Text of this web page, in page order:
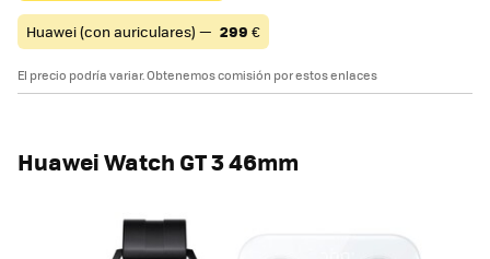
Huawei (con auriculares) — 299 €
El precio podría variar. Obtenemos comisión por estos enlaces
Huawei Watch GT 3 46mm